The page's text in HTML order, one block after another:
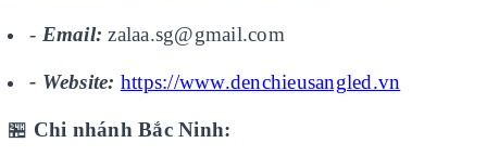
- Email: zalaa.sg@gmail.com
- Website: https://www.denchieusangled.vn
🏪 Chi nhánh Bắc Ninh: